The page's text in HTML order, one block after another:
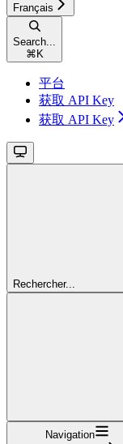
Français
Search...
⌘ K
平台
获取 API Key
获取 API Key
Rechercher...
Navigation